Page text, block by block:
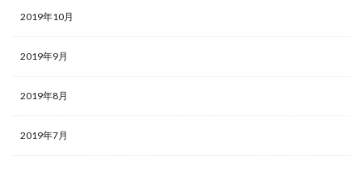
2019年10月
2019年9月
2019年8月
2019年7月